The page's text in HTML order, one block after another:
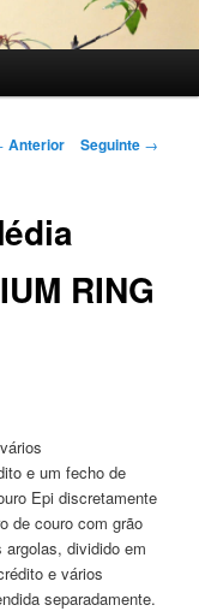
Anterior Seguinte →
RING
e um fecho de
Epi discretamente
de couro com grão
dividido em
e vários
separadamente.